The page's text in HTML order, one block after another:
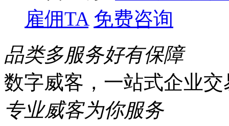
雇佣TA 免费咨询
品类多服务好有保障
数字威客，一站式企业
专业威客为你服务